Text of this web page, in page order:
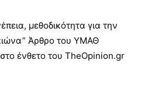
μεθοδικότητα για την
Άρθρο του ΥΜΑΘ
ένθετο του TheOpinion.gr